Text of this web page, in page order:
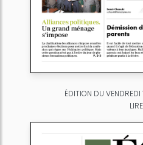
ÉDITION DU VENDREDI
LIRE